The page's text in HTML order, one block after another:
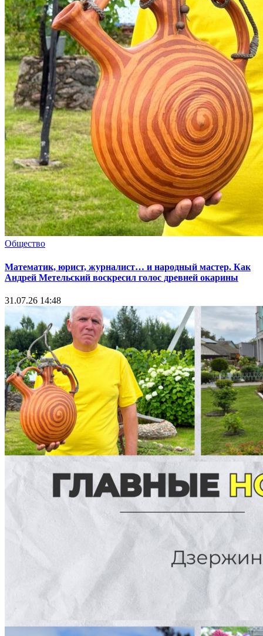
Общество
Математик, юрист, журналист… и народный мастер. Как
Андрей Метельский воскресил голос древней окарины
31.07.26 14:48